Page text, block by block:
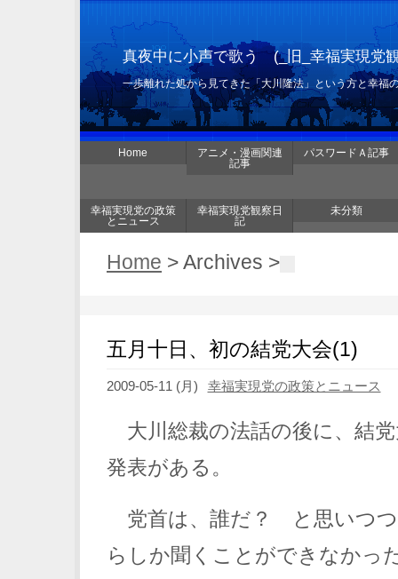
真夜中に小声で歌う (_旧_幸福実現党
一歩離れた処から見てきた「大川隆法」という方と幸福
Home
アニメ・漫画関連
記事
パスワードＡ記事
幸福実現党の政策
とニュース
幸福実現党観察日
記
未分類
Home > Archives >
五月十日、初の結党大会(1)
2009-05-11 (月) 幸福実現党の政策とニュース
大川総裁の法話の後に、結
発表がある。
党首は、誰だ？ と思いつつ
らしか聞くことができなか